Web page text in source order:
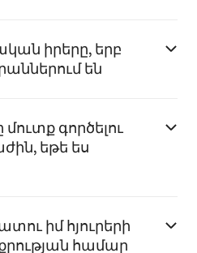
իրերը, երբ
են
մուտք գործելու
եթե ես
իմ հյուրերի
համար